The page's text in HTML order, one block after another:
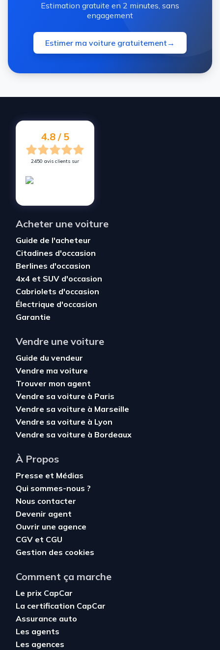
Estimation gratuite en 2 minutes, sans
engagement
Estimer ma voiture gratuitement →
4.8 / 5
2450 avis clients sur
Acheter une voiture
Guide de l'acheteur
Citadines d'occasion
Berlines d'occasion
4x4 et SUV d'occasion
Cabriolets d'occasion
Électrique d'occasion
Garantie
Vendre une voiture
Guide du vendeur
Vendre ma voiture
Trouver mon agent
Vendre sa voiture à Paris
Vendre sa voiture à Marseille
Vendre sa voiture à Lyon
Vendre sa voiture à Bordeaux
À Propos
Presse et Médias
Qui sommes-nous ?
Nous contacter
Devenir agent
Ouvrir une agence
CGV et CGU
Gestion des cookies
Comment ça marche
Le prix CapCar
La certification CapCar
Assurance auto
Les agents
Les agences